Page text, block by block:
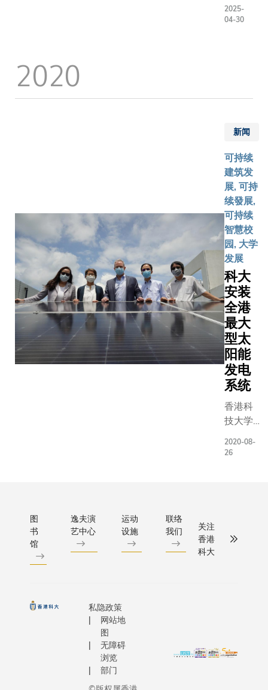
期内通过
实的节能
测课室，
升能源效
同时确保
舒适度。
预计于24
月内完工
二阶段的
备忘录由
大、布
宝嘉及威
共同签署
在把绿色
合作范围
幢大楼扩
学生宿舍
他校园设
并将探索
的融资机
以支持全
进行更广
楼宇绿色
项目。这
协议将推
环境减碳
乐见香港
大）今
划》
此为香
港高等
教育界
中，首
份采用
多管齐
下策略
的综合
行动纲
领，旨
在推动
于
2045
年前实
现净零
排放的
愿景。
科大将
利用可
源所带
万港元
项创新
2025-
04-30
2020
新闻
可持续
建筑发
展, 可持
续發展,
可持续
智慧校
园, 大学
发展
科大
安装
全港
最大
型太
阳能
发电
系统
香港科
技大学
大）一
日宣布
板的可
2020-08-
26
图
书
馆
逸夫演
艺中心
运动
设施
联络
我们
关注
香港
科大
私隐政策
网站地
图
无障碍
浏览
部门